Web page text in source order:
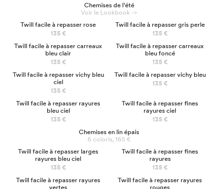
Twill facile à repasser rose
135 €
Twill facile à repasser gris perle
135 €
Twill facile à repasser carreaux
bleu clair
135 €
Twill facile à repasser carreaux
bleu foncé
135 €
Twill facile à repasser vichy bleu
ciel
135 €
Twill facile à repasser vichy bleu
135 €
Twill facile à repasser rayures
bleu ciel
135 €
Twill facile à repasser fines
rayures ciel
135 €
Twill facile à repasser larges
rayures bleu ciel
135 €
Twill facile à repasser fines
rayures
135 €
Twill facile à repasser rayures
vertes
Twill facile à repasser rayures
rouges
Chemises de l'été
Voir le Lookbook ->
Chemises en lin épais
6 coloris, 165 €